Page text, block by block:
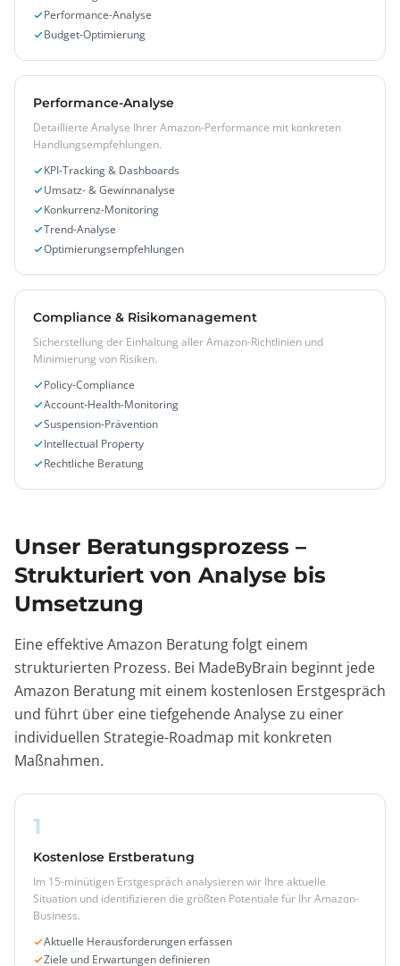
Performance-Analyse
Budget-Optimierung
Performance-Analyse
Detaillierte Analyse Ihrer Amazon-Performance mit konkreten
Handlungsempfehlungen.
KPI-Tracking & Dashboards
Umsatz- & Gewinnanalyse
Konkurrenz-Monitoring
Trend-Analyse
Optimierungsempfehlungen
Compliance & Risikomanagement
Sicherstellung der Einhaltung aller Amazon-Richtlinien und
Minimierung von Risiken.
Policy-Compliance
Account-Health-Monitoring
Suspension-Prävention
Intellectual Property
Rechtliche Beratung
Unser Beratungsprozess –
Strukturiert von Analyse bis
Umsetzung
Eine effektive Amazon Beratung folgt einem
strukturierten Prozess. Bei MadeByBrain beginnt jede
Amazon Beratung mit einem kostenlosen Erstgespräch
und führt über eine tiefgehende Analyse zu einer
individuellen Strategie-Roadmap mit konkreten
Maßnahmen.
1
Kostenlose Erstberatung
Im 15-minütigen Erstgespräch analysieren wir Ihre aktuelle
Situation und identifizieren die größten Potentiale für Ihr Amazon-
Business.
Aktuelle Herausforderungen erfassen
Ziele und Erwartungen definieren